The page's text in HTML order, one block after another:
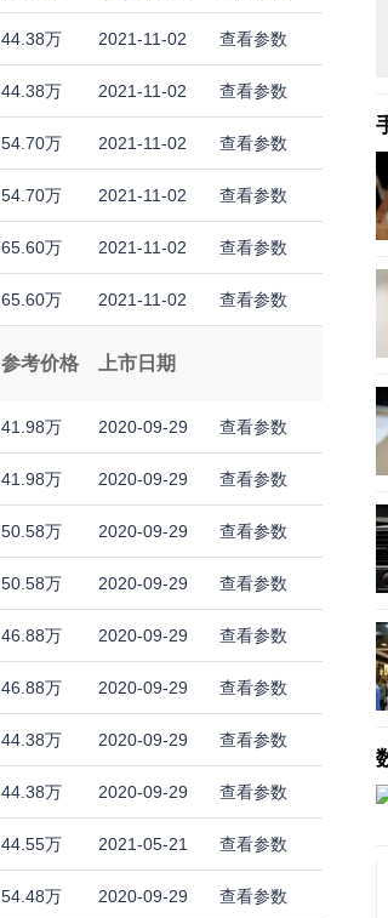
44.38万 2021-11-02 查看参数
44.38万 2021-11-02 查看参数
54.70万 2021-11-02 查看参数
54.70万 2021-11-02 查看参数
65.60万 2021-11-02 查看参数
65.60万 2021-11-02 查看参数
参考价格 上市日期
41.98万 2020-09-29 查看参数
41.98万 2020-09-29 查看参数
50.58万 2020-09-29 查看参数
50.58万 2020-09-29 查看参数
46.88万 2020-09-29 查看参数
46.88万 2020-09-29 查看参数
44.38万 2020-09-29 查看参数
44.38万 2020-09-29 查看参数
44.55万 2021-05-21 查看参数
54.48万 2020-09-29 查看参数